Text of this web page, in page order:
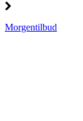
Morgentilbud